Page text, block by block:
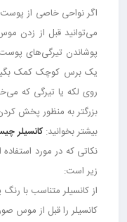
اگر نواحی خاصی از
می‌توانید قبل از زدن
پوشاندن تیرگی‌های پوست
یک برس کوچک کمک
روی لکه یا تیرگی که
بزرگتر به منظور پخش
بیشتر بخوانید: کانسیلر
نکاتی که در مورد استفاده
زیر است:
از کانسیلر متناسب با
کانسیلر را قبل از موس